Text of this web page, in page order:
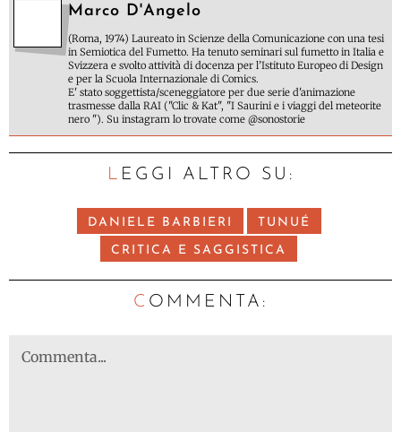
Marco D'Angelo
(Roma, 1974) Laureato in Scienze della Comunicazione con una tesi
in Semiotica del Fumetto. Ha tenuto seminari sul fumetto in Italia e
Svizzera e svolto attività di docenza per l’Istituto Europeo di Design
e per la Scuola Internazionale di Comics.
E' stato soggettista/sceneggiatore per due serie d'animazione
trasmesse dalla RAI ("Clic & Kat", "I Saurini e i viaggi del meteorite
nero "). Su instagram lo trovate come @sonostorie
LEGGI ALTRO SU:
DANIELE BARBIERI TUNUÉ
CRITICA E SAGGISTICA
C OMMENTA: